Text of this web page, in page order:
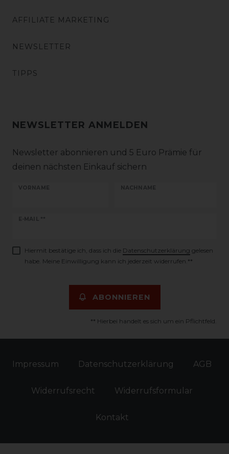
AFFILIATE MARKETING
NEWSLETTER
TIPPS
NEWSLETTER ANMELDEN
Newsletter abonnieren und 5 Euro Prämie für
deinen nächsten Einkauf sichern
VORNAME NACHNAME
E-MAIL **
Newsletter
Hiermit bestätige ich, dass ich die Daten­schutz­erklärung gelesen
habe. Meine Einwilligung kann ich jederzeit widerrufen.**
ABONNIEREN
** Hierbei handelt es sich um ein Pflichtfeld.
Impressum Daten­schutz­erklärung AGB
Widerrufs­recht Widerrufs­formular
Kontakt